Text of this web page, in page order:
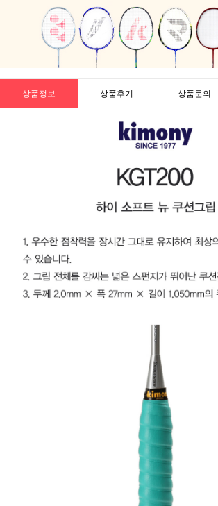
상품정보 상품후기 상품문의